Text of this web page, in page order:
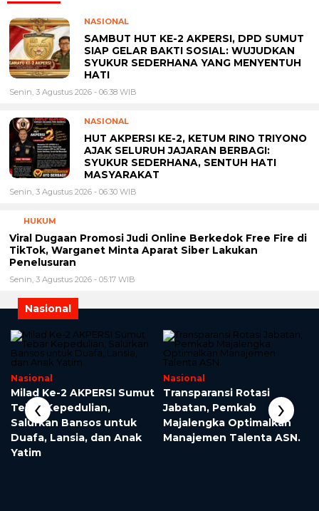
NASIONAL
SAMBUT HUT KE-2 AKPERSI, DPD SUMUT
SIAP GELAR BAKTI SOSIAL: WUJUDKAN
SYUKUR SEDERHANA YANG MENYENTUH
HATI
Senin, 3 Agustus 2026 - 06:38 WIB
NASIONAL
HUT AKPERSI KE-2, KETUM RINO TRIYONO
AJAK SELURUH JAJARAN BERBAGI:
SYUKUR SEDERHANA, SENTUH HATI
MASYARAKAT
Senin, 3 Agustus 2026 - 06:30 WIB
HUKUM
Viral Dugaan Promosi Judi Online Berkedok Free Fire di
TikTok, Warganet Minta Aparat Siber Lakukan
Penelusuran
Senin, 3 Agustus 2026 - 05:17 WIB
Nasional
Nasional
Milad Ke-2 AKPERSI Sumut
Tebar Kepedulian,
Salurkan Bansos untuk
Duafa, Lansia, dan Anak
Yatim
Nasional
Transparansi Rotasi
Jabatan, Pemkab
Majalengka Optimalkan
Manajemen Talenta ASN.
‹ ›